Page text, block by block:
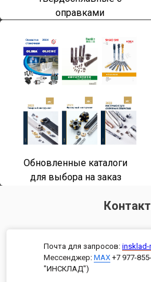
оправками
Обновленные каталоги
для выбора на заказ
Почта для запросов: insklad-
Мессенджер: MAX +7 977-
"ИНСКЛАД")